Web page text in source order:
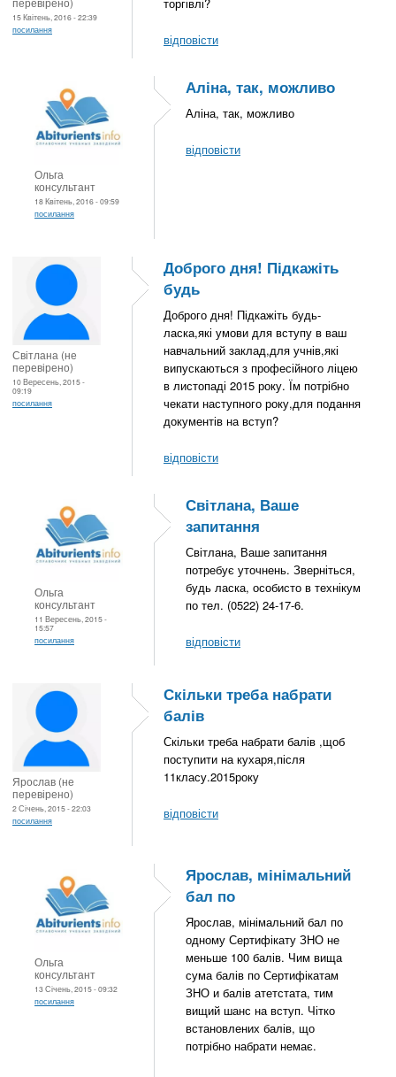
15 Квітень, 2016 - 22:39
посилання
відповісти
Ольга
консультант
18 Квітень, 2016 - 09:59
посилання
Аліна, так, можливо
Аліна, так, можливо
відповісти
Світлана (не
перевірено)
10 Вересень, 2015 -
09:19
посилання
Доброго дня! Підкажіть
будь
Доброго дня! Підкажіть будь-
ласка,які умови для вступу в ваш
навчальний заклад,для учнів,які
випускаються з професійного ліцею
в листопаді 2015 року. Їм потрібно
чекати наступного року,для подання
документів на вступ?
відповісти
Ольга
консультант
11 Вересень, 2015 -
15:57
посилання
Світлана, Ваше
запитання
Світлана, Ваше запитання
потребує уточнень. Зверніться,
будь ласка, особисто в технікум
по тел. (0522) 24-17-6.
відповісти
Ярослав (не
перевірено)
2 Січень, 2015 - 22:03
посилання
Скільки треба набрати
балів
Скільки треба набрати балів ,щоб
поступити на кухаря,після
11класу.2015року
відповісти
Ольга
консультант
13 Січень, 2015 - 09:32
посилання
Ярослав, мінімальний
бал по
Ярослав, мінімальний бал по
одному Сертифікату ЗНО не
меньше 100 балів. Чим вища
сума балів по Сертифікатам
ЗНО и балів атетстата, тим
вищий шанс на вступ. Чітко
встановлених балів, що
потрібно набрати немає.